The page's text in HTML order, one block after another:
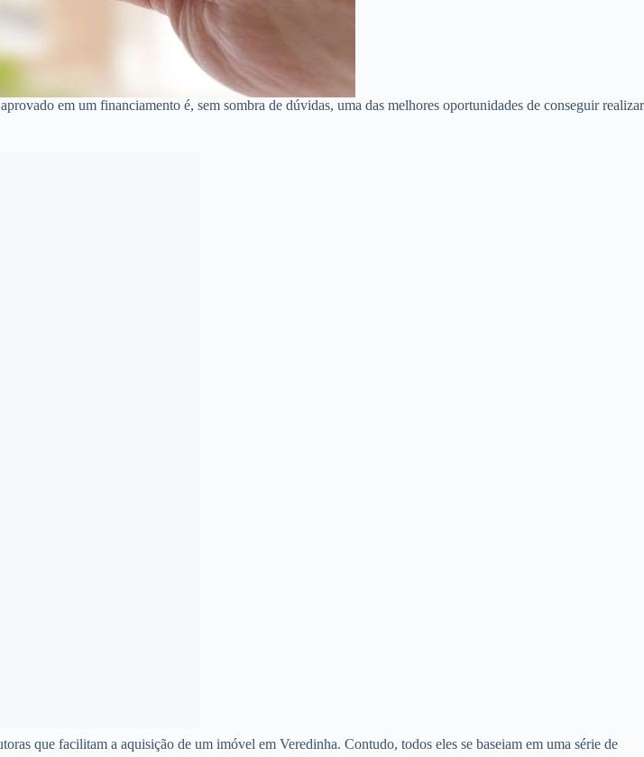
em um financiamento é, sem sombra de dúvidas, uma das melhores oportunidades de conseguir realizar
que facilitam a aquisição de um imóvel em Veredinha. Contudo, todos eles se baseiam em uma série de